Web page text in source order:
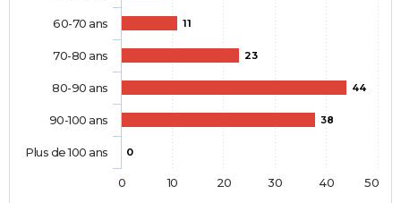
11
23
44
38
0
60-70 ans
70-80 ans
80-90 ans
90-100 ans
Plus de 100 ans
0 10 20 30 40 50